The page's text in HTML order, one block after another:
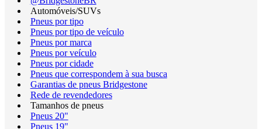
Automóveis/SUVs
Pneus por tipo
Pneus por tipo de veículo
Pneus por marca
Pneus por veículo
Pneus por cidade
Pneus que correspondem à sua busca
Garantias de pneus Bridgestone
Rede de revendedores
Tamanhos de pneus
Pneus 20"
Pneus 19"